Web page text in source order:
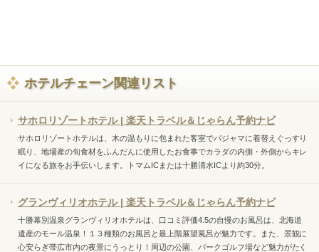
ホテルチェーン関連リスト
サホロリゾートホテル | 楽天トラベル＆じゃらん予約ナビ
サホロリゾートホテルは、木の温もりに包まれた客室でパジャマに着替えぐっすり
眠り、地場産の旬食材をふんだんに使用したお食事でカラダの内側・外側からキレ
イになる旅をお手伝いします。トマムICまたは十勝清水ICより約30分。
グランヴィリオホテル | 楽天トラベル＆じゃらん予約ナビ
十勝幕別温泉グランヴィリオホテルは、口コミ評価4.5の自慢のお風呂は、北海道
遺産のモール温泉！１３種類のお風呂と最上階展望風呂が魅力です。また、景観に
心安らぎ帯広市内の夜景にうっとり！周辺の公園、パークゴルフ場など魅力がたく